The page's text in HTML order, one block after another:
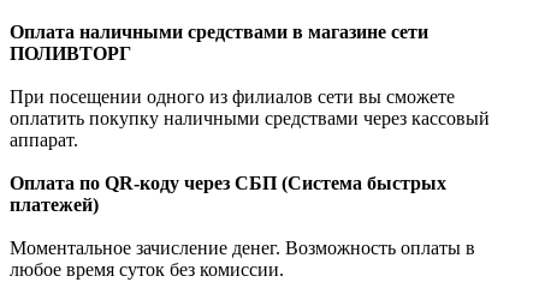
Оплата наличными средствами в магазине сети
ПОЛИВТОРГ
При посещении одного из филиалов сети вы сможете
оплатить покупку наличными средствами через кассовый
аппарат.
Оплата по QR-коду через СБП (Система быстрых
платежей)
Моментальное зачисление денег. Возможность оплаты в
любое время суток без комиссии.